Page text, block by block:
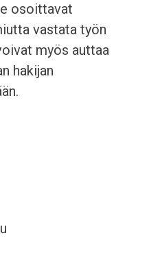
osoittavat
vastata työn
myös auttaa
hakijan